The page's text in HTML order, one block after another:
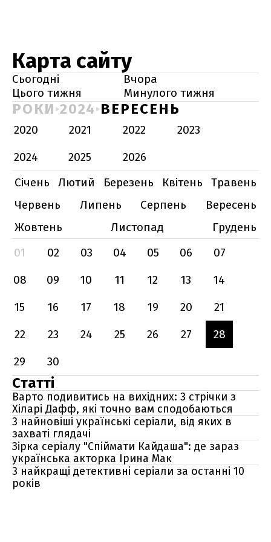
Карта сайту
Сьогодні
Вчора
Цього тижня
Минулого тижня
РОКИ 2024 ВЕРЕСЕНЬ
2020 2021 2022
2023
2024
2025
2026
Січень
Лютий Березень Квітень
Травень
Червень
Липень Серпень
Вересень
Жовтень
Листопад
Грудень
01
02 03 04 05 06
07
08
09 10 11 12 13
14
15
16 17 18 19 20
21
22
23 24 25 26 27
28
29
30
Статті
Варто подивитись на вихідних: 3 стрічки з
Хіларі Дафф, які точно вам сподобаються
3 найновіші українські серіали, від яких в
захваті глядачі
Зірка серіалу "Спіймати Кайдаша": де зараз
українська акторка Ірина Мак
3 найкращі детективні серіали за останні 10
років